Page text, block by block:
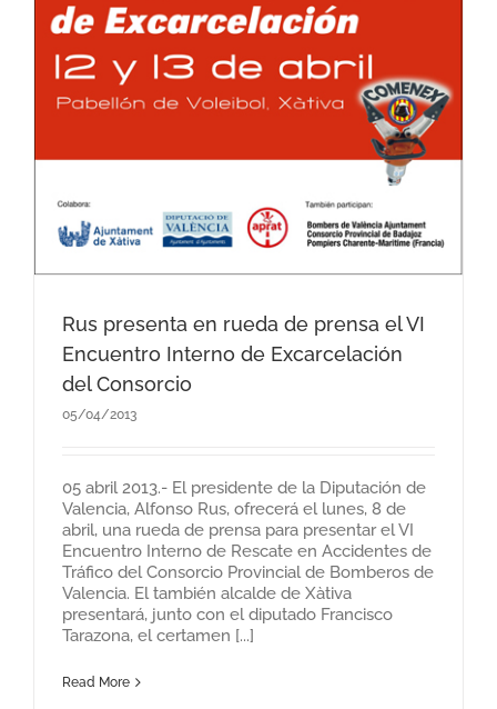
Rus presenta en rueda de prensa el VI
Encuentro Interno de Excarcelación
del Consorcio
05/04/2013
05 abril 2013.- El presidente de la Diputación de
Valencia, Alfonso Rus, ofrecerá el lunes, 8 de
abril, una rueda de prensa para presentar el VI
Encuentro Interno de Rescate en Accidentes de
Tráfico del Consorcio Provincial de Bomberos de
Valencia. El también alcalde de Xàtiva
presentará, junto con el diputado Francisco
Tarazona, el certamen [...]
Read More